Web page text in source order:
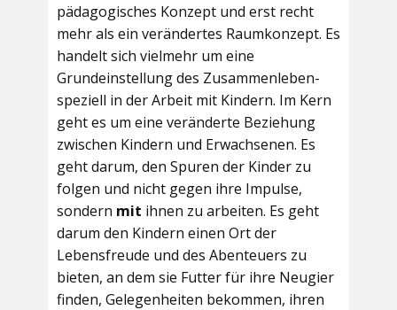
pädagogisches Konzept und erst recht
mehr als ein verändertes Raumkonzept. Es
handelt sich vielmehr um eine
Grundeinstellung des Zusammenleben-
speziell in der Arbeit mit Kindern. Im Kern
geht es um eine veränderte Beziehung
zwischen Kindern und Erwachsenen. Es
geht darum, den Spuren der Kinder zu
folgen und nicht gegen ihre Impulse,
sondern mit ihnen zu arbeiten. Es geht
darum den Kindern einen Ort der
Lebensfreude und des Abenteuers zu
bieten, an dem sie Futter für ihre Neugier
finden, Gelegenheiten bekommen, ihren